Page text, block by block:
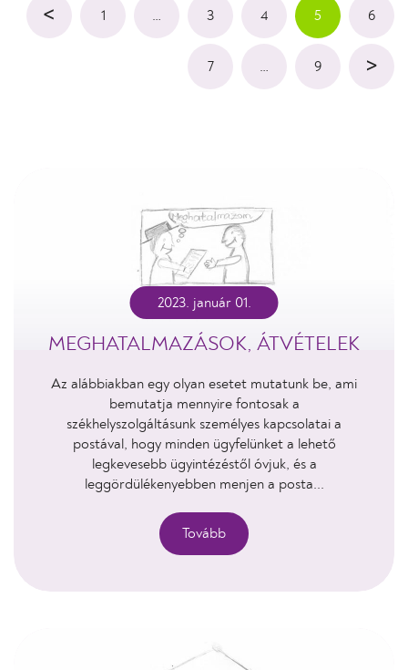
< 1 3 4 5 6
7 9 >
MEGHATALMAZÁSOK, ÁTVÉTELEK
Az alábbiakban egy olyan esetet mutatunk be, ami
bemutatja mennyire fontosak a
székhelyszolgáltásunk személyes kapcsolatai a
postával, hogy minden ügyfelünket a lehető
legkevesebb ügyintézéstől óvjuk, és a
leggördülékenyebben menjen a posta...
Tovább
2023. január 01.